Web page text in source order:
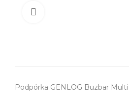
Podpórka GENLOG Buzbar